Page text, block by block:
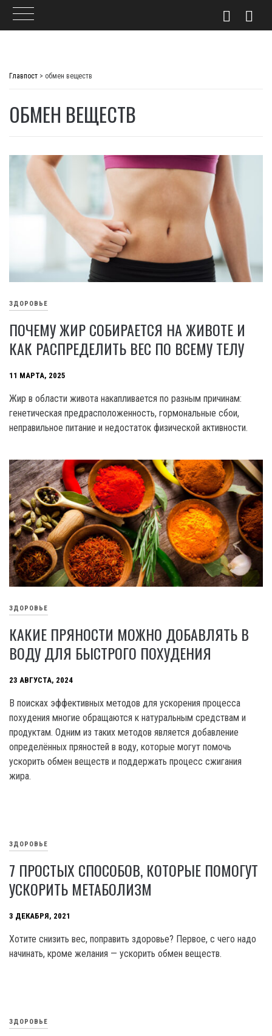
Главпост > обмен веществ
ОБМЕН ВЕЩЕСТВ
ЗДОРОВЬЕ
ПОЧЕМУ ЖИР СОБИРАЕТСЯ НА ЖИВОТЕ И
КАК РАСПРЕДЕЛИТЬ ВЕС ПО ВСЕМУ ТЕЛУ
11 МАРТА, 2025
Жир в области живота накапливается по разным причинам:
генетическая предрасположенность, гормональные сбои,
неправильное питание и недостаток физической активности.
ЗДОРОВЬЕ
КАКИЕ ПРЯНОСТИ МОЖНО ДОБАВЛЯТЬ В
ВОДУ ДЛЯ БЫСТРОГО ПОХУДЕНИЯ
23 АВГУСТА, 2024
В поисках эффективных методов для ускорения процесса
похудения многие обращаются к натуральным средствам и
продуктам. Одним из таких методов является добавление
определённых пряностей в воду, которые могут помочь
ускорить обмен веществ и поддержать процесс сжигания
жира.
ЗДОРОВЬЕ
7 ПРОСТЫХ СПОСОБОВ, КОТОРЫЕ ПОМОГУТ
УСКОРИТЬ МЕТАБОЛИЗМ
3 ДЕКАБРЯ, 2021
Хотите снизить вес, поправить здоровье? Первое, с чего надо
начинать, кроме желания — ускорить обмен веществ.
ЗДОРОВЬЕ